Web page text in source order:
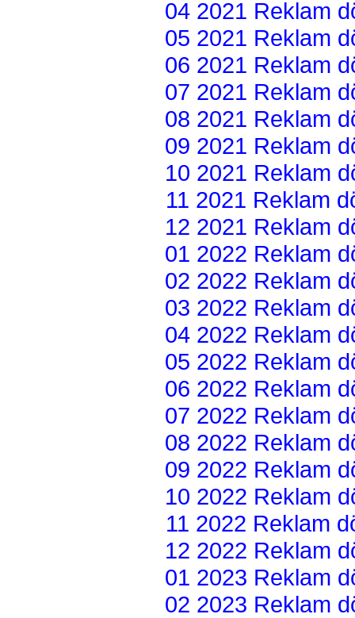
04 2021 Reklam
05 2021 Reklam
06 2021 Reklam
07 2021 Reklam
08 2021 Reklam
09 2021 Reklam
10 2021 Reklam
11 2021 Reklam
12 2021 Reklam
01 2022 Reklam
02 2022 Reklam
03 2022 Reklam
04 2022 Reklam
05 2022 Reklam
06 2022 Reklam
07 2022 Reklam
08 2022 Reklam
09 2022 Reklam
10 2022 Reklam
11 2022 Reklam
12 2022 Reklam
01 2023 Reklam
02 2023 Reklam